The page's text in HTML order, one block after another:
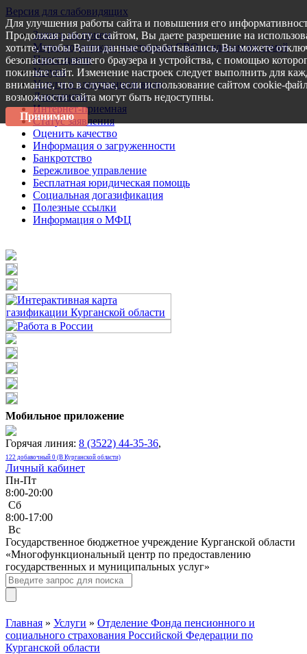
Версия для слабовидящих
Запись на прием
Меры поддержки участникам СВО и членам их семей
Пресс-центр
Услуги
Услуги в электронном виде
Документы
Интернет-приемная
Статус заявления
Оценить качество
Информация о загруженности
Банкротство
Бережливое управление
Бесплатная юридическая помощь
Социальная догазификация
Полезные ссылки
Информация о МФЦ
Мобильное приложение
Горячая линия: 8 (3522) 44-35-36,
122 добавочный 0 (В Курганской области)
Личный кабинет
Пн-Пт
8:00-20:00
Сб
8:00-17:00
Bc
Государственное бюджетное учреждение Курганской области
«Многофункциональный центр по предоставлению
государственных и муниципальных услуг»
Главная » Услуги » Отделение Фонда пенсионного и
социального страхования Российской Федерации по
Курганской области
Для улучшения работы сайта и повышения его
Продолжая работу с сайтом, Вы даете разрешение на
хотите, чтобы Ваши данные обрабатывались, Вы можете
безопасности вашего браузера и устройства, с помощью
покиньте сайт. Изменение настроек следует выполнить для
внимание, что в случае, если использование сайтом cookie-
возможности сайта могут быть недоступны.
Принимаю